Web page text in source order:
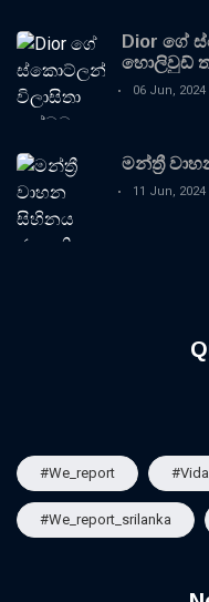
Dior ගේ
හොලිවුඩ්
06 Jun, 2024
මන්ත්‍රී
11 Jun, 2024
#we_report
#we_report_srilanka